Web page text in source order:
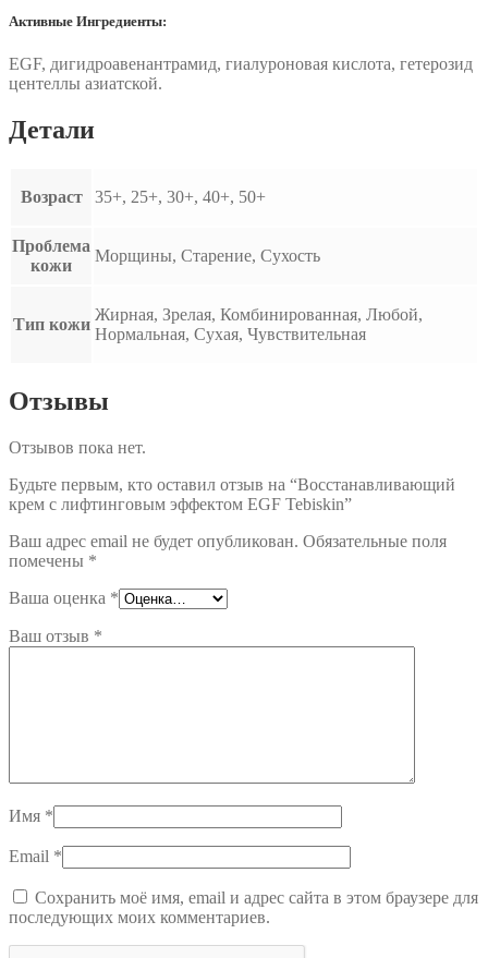
Активные Ингредиенты:
EGF, дигидроавенантрамид, гиалуроновая кислота, гетерозид
центеллы азиатской.
Детали
Возраст 35+, 25+, 30+, 40+, 50+
Проблема
кожи
Морщины, Старение, Сухость
Тип кожи
Жирная, Зрелая, Комбинированная, Любой,
Нормальная, Сухая, Чувствительная
Отзывы
Отзывов пока нет.
Будьте первым, кто оставил отзыв на “Восстанавливающий
крем с лифтинговым эффектом EGF Tebiskin”
Ваш адрес email не будет опубликован. Обязательные поля
помечены *
Ваша оценка *
Ваш отзыв *
Имя *
Email *
Сохранить моё имя, email и адрес сайта в этом браузере для
последующих моих комментариев.